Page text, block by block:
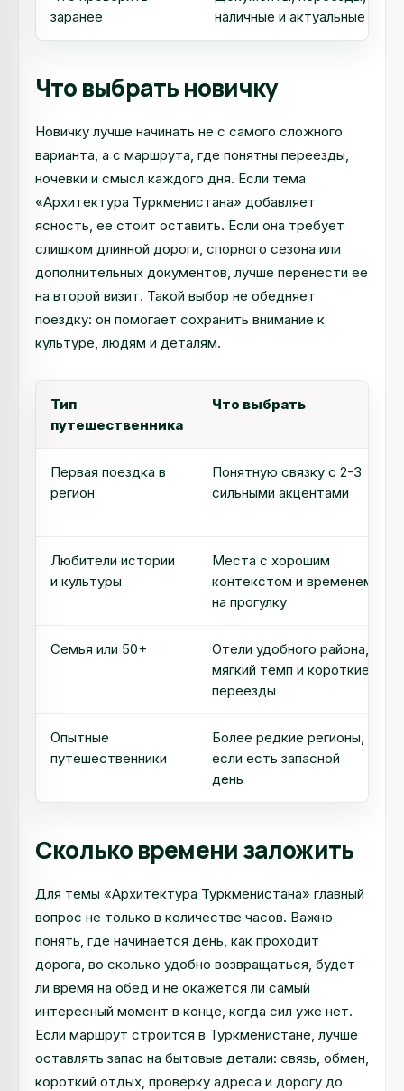
заранее
наличные и актуальные
Что выбрать новичку
Новичку лучше начинать не с самого сложного
варианта, а с маршрута, где понятны переезды,
ночевки и смысл каждого дня. Если тема
«Архитектура Туркменистана» добавляет
ясность, ее стоит оставить. Если она требует
слишком длинной дороги, спорного сезона или
дополнительных документов, лучше перенести ее
на второй визит. Такой выбор не обедняет
поездку: он помогает сохранить внимание к
культуре, людям и деталям.
Тип
путешественника
Что выбрать
Первая поездка в
регион
Понятную связку с 2-3
сильными акцентами
Любители истории
и культуры
Места с хорошим
контекстом и временем
на прогулку
Семья или 50+
Отели удобного района,
мягкий темп и короткие
переезды
Опытные
путешественники
Более редкие регионы,
если есть запасной
день
Сколько времени заложить
Для темы «Архитектура Туркменистана» главный
вопрос не только в количестве часов. Важно
понять, где начинается день, как проходит
дорога, во сколько удобно возвращаться, будет
ли время на обед и не окажется ли самый
интересный момент в конце, когда сил уже нет.
Если маршрут строится в Туркменистане, лучше
оставлять запас на бытовые детали: связь, обмен,
короткий отдых, проверку адреса и дорогу до